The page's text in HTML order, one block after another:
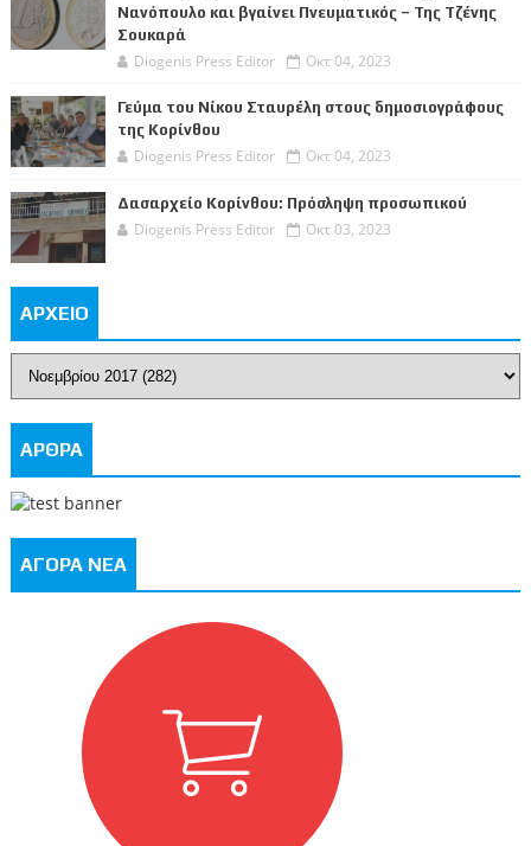
Νανόπουλο και βγαίνει Πνευματικός – Της Τζένης
Σουκαρά
Diogenis Press Editor Οκτ 04, 2023
Γεύμα του Νίκου Σταυρέλη στους δημοσιογράφους
της Κορίνθου
Diogenis Press Editor Οκτ 04, 2023
Δασαρχείο Κορίνθου: Πρόσληψη προσωπικού
Diogenis Press Editor Οκτ 03, 2023
ΑΡΧΕΙΟ
ΑΡΘΡΑ
ΑΓΟΡΑ ΝΕΑ